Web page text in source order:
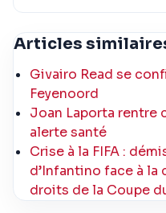
Articles
Givairo Read se
Feyenoord
Joan Laporta rentre
alerte santé
Crise à la FIFA :
d’Infantino face à
droits de la Coupe